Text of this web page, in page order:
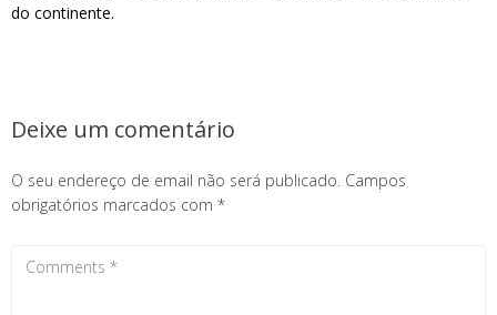
do continente.
Deixe um comentário
O seu endereço de email não será publicado. Campos
obrigatórios marcados com *